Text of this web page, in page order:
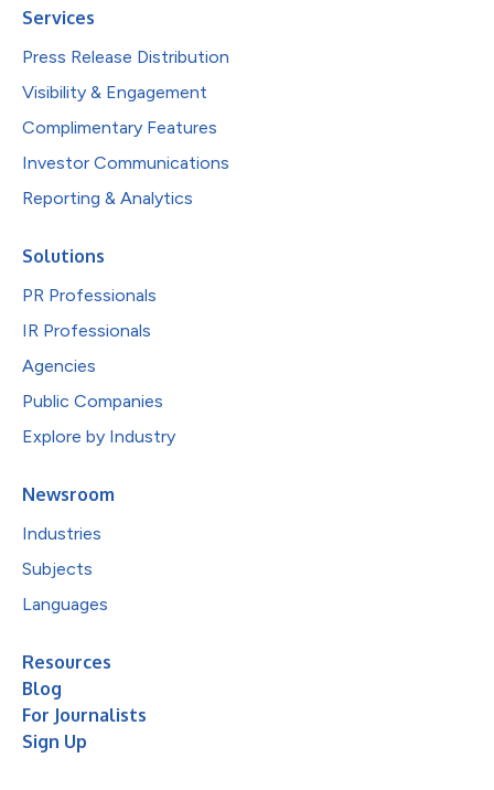
Services
Press Release Distribution
Visibility & Engagement
Complimentary Features
Investor Communications
Reporting & Analytics
Solutions
PR Professionals
IR Professionals
Agencies
Public Companies
Explore by Industry
Newsroom
Industries
Subjects
Languages
Resources
Blog
For Journalists
Sign Up